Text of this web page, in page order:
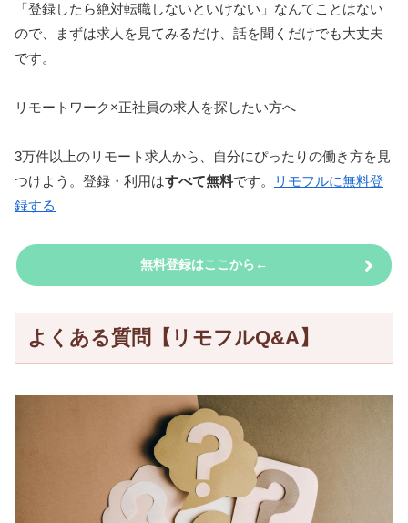
「登録したら絶対転職しないといけない」なんてことはない
ので、まずは求人を見てみるだけ、話を聞くだけでも大丈夫
です。
リモートワーク×正社員の求人を探したい方へ
3万件以上のリモート求人から、自分にぴったりの働き方を見
つけよう。登録・利用はすべて無料です。
リモフルに無料登
録する
無料登録はここから←
よくある質問【リモフルQ&A】